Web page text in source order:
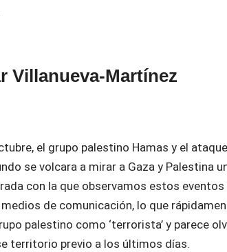
Villanueva-Martínez
el grupo palestino Hamas y el
se volcara a mirar a Gaza y Palestina
con la que observamos estos
de comunicación, lo que
palestino como ‘terrorista’ y parece
territorio previo a los últimos días.